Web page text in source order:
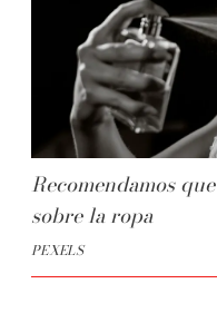
Recomendamos
sobre la ropa
PEXELS